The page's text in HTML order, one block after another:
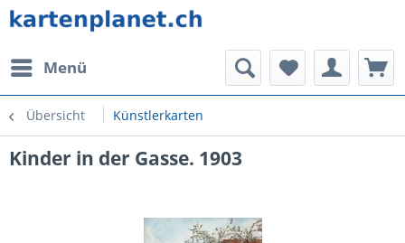
Menü
Übersicht Künstlerkarten
Kinder in der Gasse. 1903